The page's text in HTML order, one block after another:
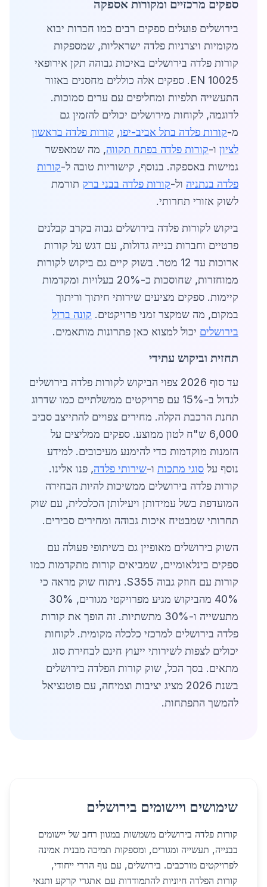
ספקים מרכזיים ומקורות אספקה
בירושלים פועלים ספקים רבים כמו חברות יבוא
מקומיות ויצרניות פלדה ישראליות, שמספקות
קורות פלדה בירושלים באיכות גבוהה תקן אירופאי
EN 10025. ספקים אלה כוללים מחסנים באזור
התעשייה תלפיות ומחליפים עם ערים סמוכות.
לדוגמה, לקוחות מירושלים יכולים להזמין גם
מ-קורות פלדה בתל אביב-יפו, קורות פלדה בראשון
לציון ו-קורות פלדה בפתח תקווה, מה שמאפשר
גמישות באספקה. בנוסף, קישוריות טובה ל-קורות
פלדה בנתניה ול-קורות פלדה בבני ברק תורמת
לשוק אזורי תחרותי.
ביקוש לקורות פלדה בירושלים גבוה בקרב קבלנים
פרטיים וחברות בנייה גדולות, עם דגש על קורות
ארוכות עד 12 מטר. בשוק קיים גם ביקוש לקורות
ממוחזרות, שחוסכות כ-20% בעלויות ומקדמות
קיימות. ספקים מציעים שירותי חיתוך וריתוך
במקום, מה שמקצר זמני פרויקטים. קונה ברזל
בירושלים יכול למצוא כאן פתרונות מותאמים.
תחזית וביקוש עתידי
עד סוף 2026 צפוי הביקוש לקורות פלדה בירושלים
לגדול ב-15% עם פרויקטים ממשלתיים כמו שדרוג
תחנת הרכבת הקלה. מחירים צפויים להתייצב סביב
6,000 ש"ח לטון ממוצע. ספקים ממליצים על
הזמנות מוקדמות כדי להימנע מעיכובים. למידע
נוסף על סוגי מתכות ו-שירותי פלדה, פנו אלינו.
קורות פלדה בירושלים ממשיכות להיות הבחירה
המועדפת בשל עמידותן ויעילותן הכלכלית, עם שוק
תחרותי שמבטיח איכות גבוהה ומחירים סבירים.
השוק בירושלים מאופיין גם בשיתופי פעולה עם
ספקים בינלאומיים, שמביאים קורות מתקדמות כמו
קורות עם חוזק גבוה S355. ניתוח שוק מראה כי
40% מהביקוש מגיע מפרויקטי מגורים, 30%
מתעשייה ו-30% מתשתיות. זה הופך את קורות
פלדה בירושלים למרכזי כלכלה מקומית. לקוחות
יכולים לצפות לשירותי ייעוץ חינם לבחירת סוג
מתאים. בסך הכל, שוק קורות הפלדה בירושלים
בשנת 2026 מציג יציבות וצמיחה, עם פוטנציאל
להמשך התפתחות.
שימושים ויישומים בירושלים
קורות פלדה בירושלים משמשות במגוון רחב של יישומים
בבנייה, תעשייה ומגורים, ומספקות תמיכה מבנית אמינה
לפרויקטים מורכבים. בירושלים, עם נוף הררי ייחודי,
קורות הפלדה חיוניות להתמודדות עם אתגרי קרקע ותנאי